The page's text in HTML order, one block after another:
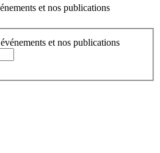
et nos publications
et nos publications